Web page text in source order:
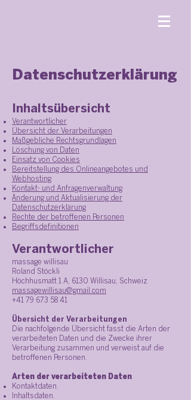
Datenschutzerklärung
Inhaltsübersicht
Verantwortlicher
Übersicht der Verarbeitungen
Maßgebliche Rechtsgrundlagen
Löschung von Daten
Einsatz von Cookies
Bereitstellung des Onlineangebotes und
Webhosting
Kontakt- und Anfragenverwaltung
Änderung und Aktualisierung der
Datenschutzerklärung
Rechte der betroffenen Personen
Begriffsdefinitionen
Verantwortlicher
massage willisau
Roland Stöckli
Höchhusmatt 1 A, 6130 Willisau, Schweiz
massagewillisau@gmail.com
+41 79 673 58 41
Übersicht der Verarbeitungen
Die nachfolgende Übersicht fasst die Arten der
verarbeiteten Daten und die Zwecke ihrer
Verarbeitung zusammen und verweist auf die
betroffenen Personen.
Arten der verarbeiteten Daten
Kontaktdaten.
Inhaltsdaten.